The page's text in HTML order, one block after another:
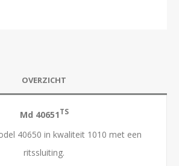
OVERZICHT
Md 40651 TS
40650 in kwaliteit 1010 met een
ritssluiting.